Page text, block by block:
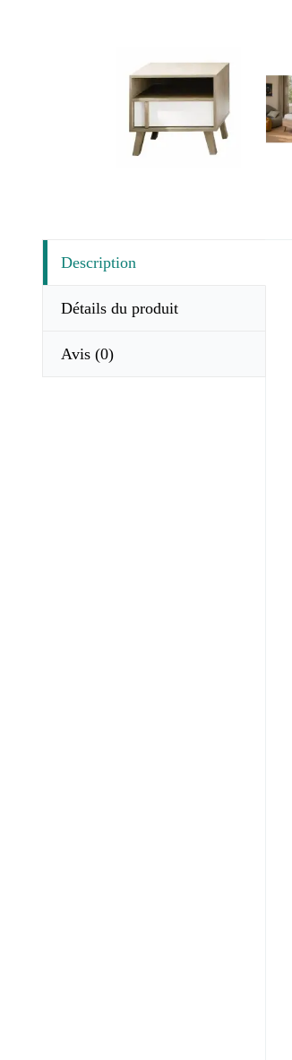
Description
Détails du produit
Avis (0)